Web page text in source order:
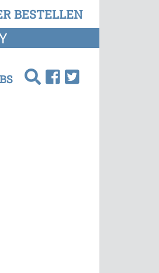
BESTELLEN